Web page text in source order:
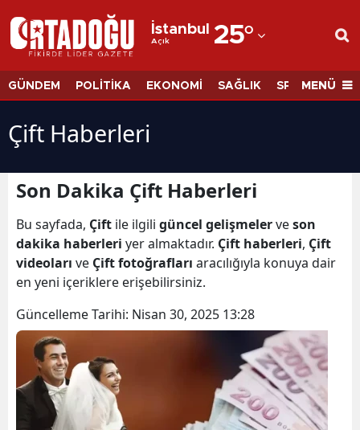
İstanbul
Açık 25°
Adana
Adıyaman
Amasya
Antalya
Artvin
Aydın
GÜNDEM POLİTİKA EKONOMİ SAĞLIK SPORMENÜ
Çift Haberleri
Son Dakika Çift Haberleri
Bu sayfada, Çift ile ilgili güncel gelişmelerveson
dakika haberleri yer almaktadır. Çift haberleri, Çift
videoları ve Çift fotoğrafları aracılığıyla konuya dair
en yeni içeriklere erişebilirsiniz.
Güncelleme Tarihi: Nisan 30, 2025 13:28